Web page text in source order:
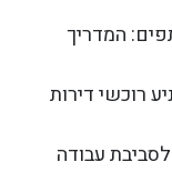
המדריך
רוכשי דירות
עבודה